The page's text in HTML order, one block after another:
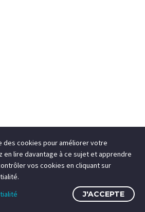
des cookies pour améliorer votre
en lire davantage à ce sujet et apprendre
vos cookies en cliquant sur
J'ACCEPTE